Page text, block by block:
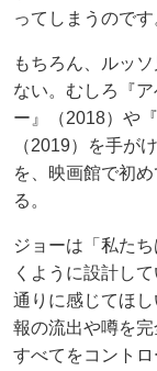
ってしまうのです
もちろん、ルッ
ない。むしろ『
ー』（2018）や
（2019）を手が
を、映画館で初
る。
ジョーは「私た
くように設計し
通りに感じてほ
報の流出や噂を完
すべてをコント